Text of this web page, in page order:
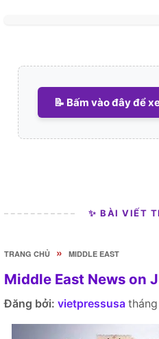
📝 Bấm vào đây để
✨ BÀI VIẾT
TRANG CHỦ » MIDDLE EAST
Middle East News on
Đăng bởi: vietpressusa